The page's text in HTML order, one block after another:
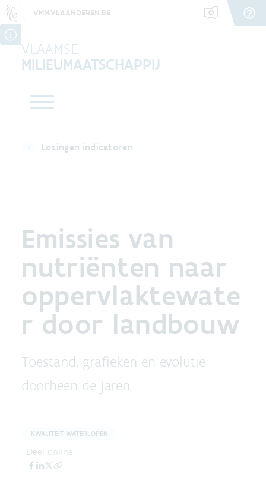
VMM.VLAANDEREN.BE
VLAAMSE
MILIEUMAATSCHAPPIJ
Lozingen indicatoren
Emissies van
nutriënten naar
oppervlaktewate
r door landbouw
Toestand, grafieken en evolutie
doorheen de jaren
KWALITEIT WATERLOPEN
Deel online